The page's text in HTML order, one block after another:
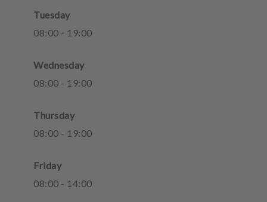
Tuesday
08:00 - 19:00
Wednesday
08:00 - 19:00
Thursday
08:00 - 19:00
Friday
08:00 - 14:00